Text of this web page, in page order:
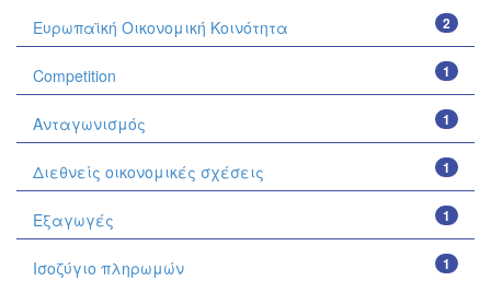
2
Ευρωπαϊκή Οικονομική Κοινότητα
1
Competition
1
Ανταγωνισμός
1
Διεθνείς οικονομικές σχέσεις
1
Εξαγωγές
1
Ισοζύγιο πληρωμών